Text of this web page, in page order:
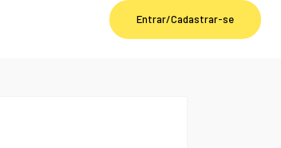
Entrar/Cadastrar-se